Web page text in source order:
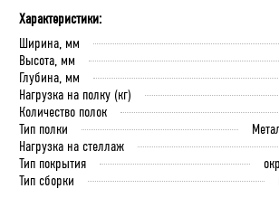
Характеристики:
Ширина, мм
Высота, мм
Глубина, мм
Нагрузка на полку (кг)
Количество полок
Тип полки
Нагрузка на стеллаж
Тип покрытия
Тип сборки